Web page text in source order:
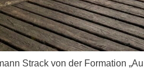
Strack von der Formation